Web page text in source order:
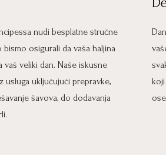
nudi besplatne stručne
bismo osigurali da vaša haljina
vaš veliki dan. Naše iskusne
usluga uključujući prepravke,
šavova, do dodavanja